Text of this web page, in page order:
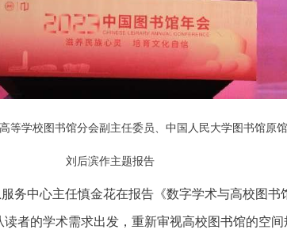
等学校图书馆分会副主任委员、中国人民大学图书馆原
刘后滨作主题报告
务中心主任慎金花在报告《数字学术与高校图
者的学术需求出发，重新审视高校图书馆的空